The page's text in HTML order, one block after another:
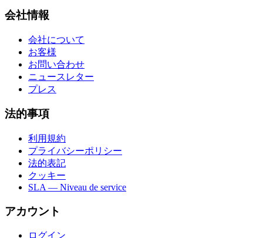
会社情報
会社について
お客様
お問い合わせ
ニュースレター
プレス
法的事項
利用規約
プライバシーポリシー
法的表記
クッキー
SLA — Niveau de service
アカウント
ログイン